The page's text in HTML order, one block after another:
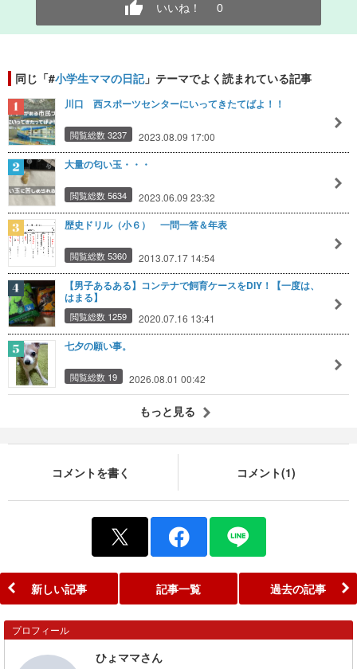
いいね！ 0
同じ「#小学生ママの日記」テーマでよく読まれている記事
川口 西スポーツセンターにいってきたてばよ！！
閲覧総数 3237 2023.08.09 17:00
大量の匂い玉・・・
閲覧総数 5634 2023.06.09 23:32
歴史ドリル（小６） 一問一答＆年表
閲覧総数 5360 2013.07.17 14:54
【男子あるある】コンテナで飼育ケースをDIY！【一度は、
はまる】
閲覧総数 1259 2020.07.16 13:41
七夕の願い事。
閲覧総数 19 2026.08.01 00:42
もっと見る
コメントを書く コメント(1)
新しい記事 記事一覧 過去の記事
プロフィール
ひょママさん